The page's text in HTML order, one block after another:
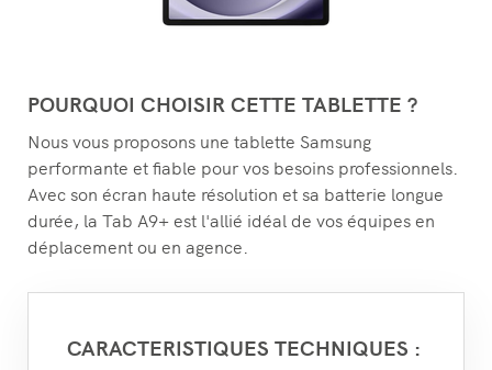
POURQUOI CHOISIR CETTE TABLETTE ?
Nous vous proposons une tablette Samsung
performante et fiable pour vos besoins professionnels.
Avec son écran haute résolution et sa batterie longue
durée, la Tab A9+ est l'allié idéal de vos équipes en
déplacement ou en agence.
CARACTERISTIQUES TECHNIQUES :